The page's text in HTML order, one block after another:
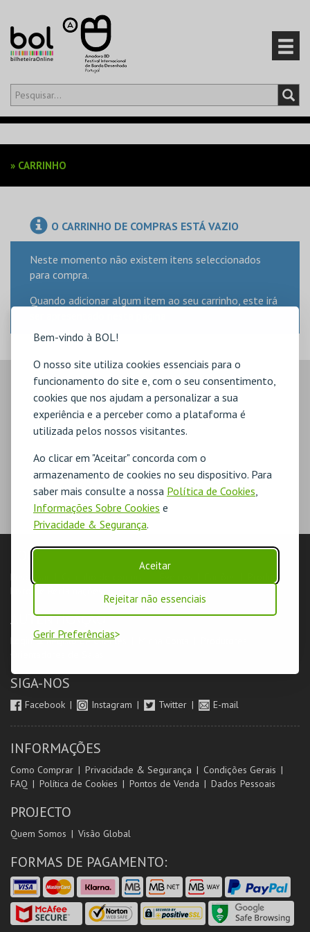
Bem-vindo à BOL!
O nosso site utiliza cookies essenciais para o
funcionamento do site e, com o seu consentimento,
cookies que nos ajudam a personalizar a sua
experiência e a perceber como a plataforma é
utilizada pelos nossos visitantes.
Ao clicar em "Aceitar" concorda com o
armazenamento de cookies no seu dispositivo. Para
saber mais consulte a nossa Política de Cookies,
Informações Sobre Cookies e
Privacidade & Segurança.
Aceitar
Rejeitar não essenciais
Gerir Preferências
Olá,iniciar sessão
EVENTOS
CARTÕES
PRODUTOS
» CARRINHO
O CARRINHO DE COMPRAS ESTÁ VAZIO
Neste momento não existem itens seleccionados
para compra.
Quando adicionar algum item ao seu carrinho, este irá
LOJA
Pesquisar
Produtos
Livro de Reclamações
AUTENTICAÇÃO
Login & Registo de Clientes
SIGA-NOS
Facebook Instagram Twitter E-mail
INFORMAÇÕES
Como Comprar Privacidade & Segurança
Condições Gerais
FAQ
Política de Cookies Pontos de Venda Dados Pessoais
PROJECTO
Quem Somos Visão Global
FORMAS DE PAGAMENTO: